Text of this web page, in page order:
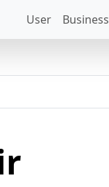
User Business